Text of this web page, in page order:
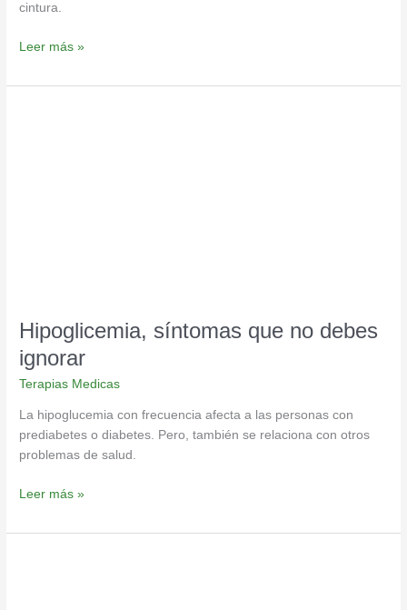
cintura.
Leer más »
Hipoglicemia, síntomas que no debes
ignorar
Terapias Medicas
La hipoglucemia con frecuencia afecta a las personas con
prediabetes o diabetes. Pero, también se relaciona con otros
problemas de salud.
Leer más »